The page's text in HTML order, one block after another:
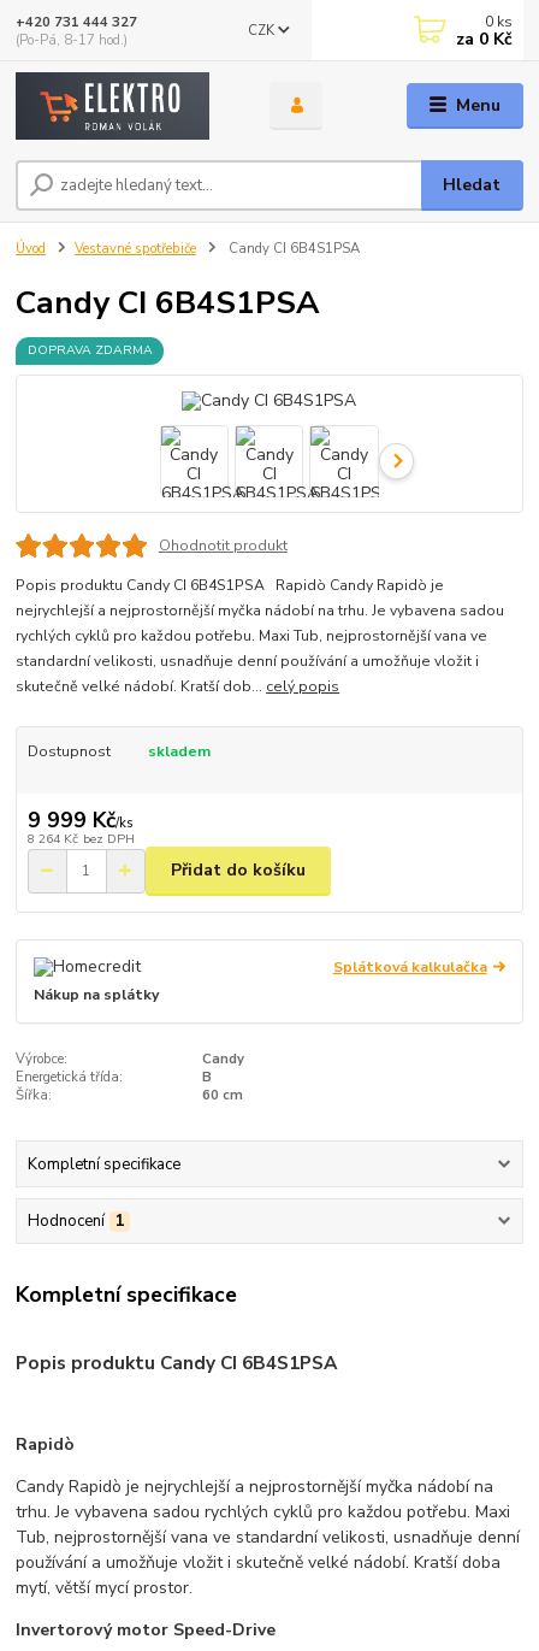
Menu
CZK
Hledat
+420 731 444 327
(Po-Pá, 8-17 hod.)
0 ks
za 0 Kč
Úvod Vestavné spotřebiče Candy CI 6B4S1PSA
Candy CI 6B4S1PSA
DOPRAVA ZDARMA
Ohodnotit produkt
Popis produktu Candy CI 6B4S1PSA Rapidò Candy Rapidò je
nejrychlejší a nejprostornější myčka nádobí na trhu. Je vybavena sadou
rychlých cyklů pro každou potřebu. Maxi Tub, nejprostornější vana ve
standardní velikosti, usnadňuje denní používání a umožňuje vložit i
skutečně velké nádobí. Kratší dob... celý popis
Dostupnost skladem
9 999 Kč/ks
8 264 Kč bez DPH
Přidat do košíku
Splátková kalkulačka
Nákup na splátky
Výrobce:
Candy
Energetická třída:
B
Šířka:
60 cm
Kompletní specifikace
Hodnocení 1
Kompletní specifikace
Popis produktu Candy CI 6B4S1PSA
Rapidò
Candy Rapidò je nejrychlejší a nejprostornější myčka nádobí na
trhu. Je vybavena sadou rychlých cyklů pro každou potřebu. Maxi
Tub, nejprostornější vana ve standardní velikosti, usnadňuje denní
používání a umožňuje vložit i skutečně velké nádobí. Kratší doba
mytí, větší mycí prostor.
Invertorový motor Speed-Drive